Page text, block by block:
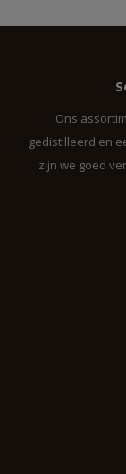
Ons
gedistilleerd en
zijn we goed